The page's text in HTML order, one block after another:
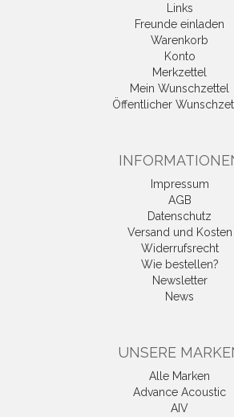
Links
Freunde einladen
Warenkorb
Konto
Merkzettel
Mein Wunschzettel
Öffentlicher
Impressum
AGB
Datenschutz
Versand und Kosten
Widerrufsrecht
Wie bestellen?
Newsletter
News
UNSERE
Alle Marken
Advance Acoustic
AIV